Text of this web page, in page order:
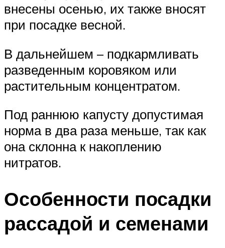
внесены осенью, их также вносят
при посадке весной.
В дальнейшем – подкармливать
разведенным коровяком или
растительным концентратом.
Под раннюю капусту допустимая
норма в два раза меньше, так как
она склонна к накоплению
нитратов.
Особенности посадки
рассадой и семенами